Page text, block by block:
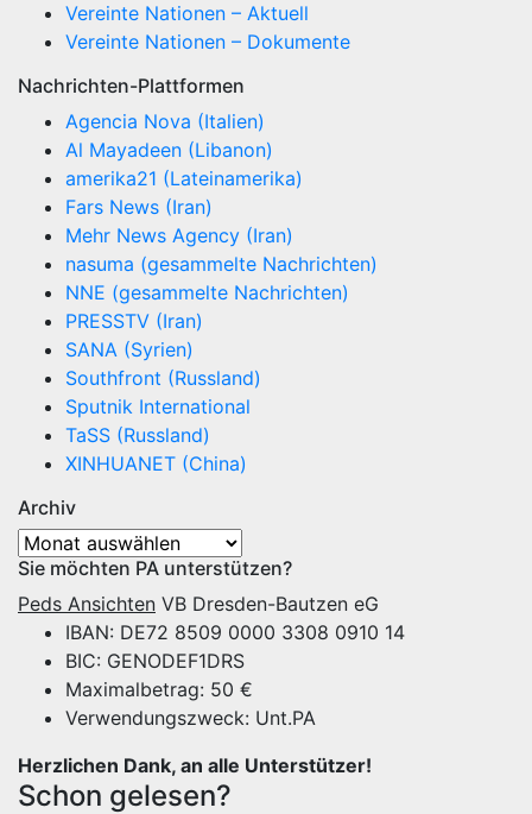
Vereinte Nationen – Aktuell
Vereinte Nationen – Dokumente
Nachrichten-Plattformen
Agencia Nova (Italien)
Al Mayadeen (Libanon)
amerika21 (Lateinamerika)
Fars News (Iran)
Mehr News Agency (Iran)
nasuma (gesammelte Nachrichten)
NNE (gesammelte Nachrichten)
PRESSTV (Iran)
SANA (Syrien)
Southfront (Russland)
Sputnik International
TaSS (Russland)
XINHUANET (China)
Archiv
Archiv
Sie möchten PA unterstützen?
Peds Ansichten VB Dresden-Bautzen eG
IBAN: DE72 8509 0000 3308 0910 14
BIC: GENODEF1DRS
Maximalbetrag: 50 €
Verwendungszweck: Unt.PA
Herzlichen Dank, an alle Unterstützer!
Schon gelesen?